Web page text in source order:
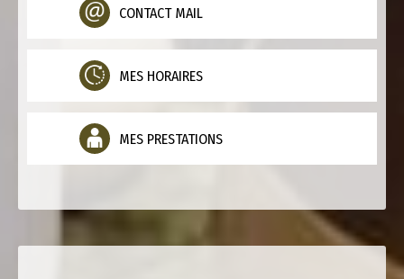
CONTACT MAIL
MES HORAIRES
MES PRESTATIONS